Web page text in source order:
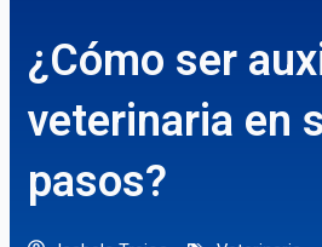
¿Cómo ser
veterinaria en
pasos?